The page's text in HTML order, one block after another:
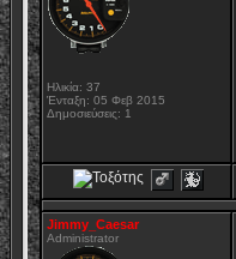
Ηλικία: 37
Ένταξη: 05 Φεβ 2015
Δημοσιεύσεις: 1
Jimmy_Caesar
Administrator